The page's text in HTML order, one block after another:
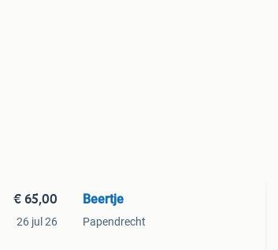
€ 65,00
26 jul 26
Beertje
Papendrecht